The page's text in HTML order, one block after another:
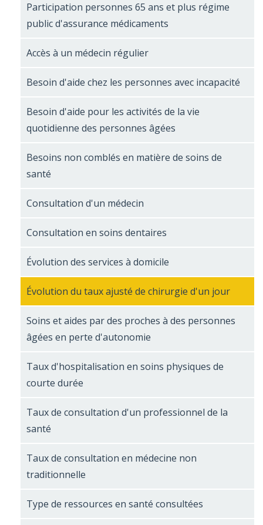
Participation personnes 65 ans et plus régime
public d'assurance médicaments
Accès à un médecin régulier
Besoin d'aide chez les personnes avec incapacité
Besoin d'aide pour les activités de la vie
quotidienne des personnes âgées
Besoins non comblés en matière de soins de
santé
Consultation d'un médecin
Consultation en soins dentaires
Évolution des services à domicile
Évolution du taux ajusté de chirurgie d'un jour
Soins et aides par des proches à des personnes
âgées en perte d'autonomie
Taux d'hospitalisation en soins physiques de
courte durée
Taux de consultation d'un professionnel de la
santé
Taux de consultation en médecine non
traditionnelle
Type de ressources en santé consultées